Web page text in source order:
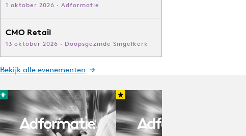
1 oktober 2026 · Adformatie
CMO Retail
13 oktober 2026 · Doopsgezinde Singelkerk
Bekijk alle evenementen